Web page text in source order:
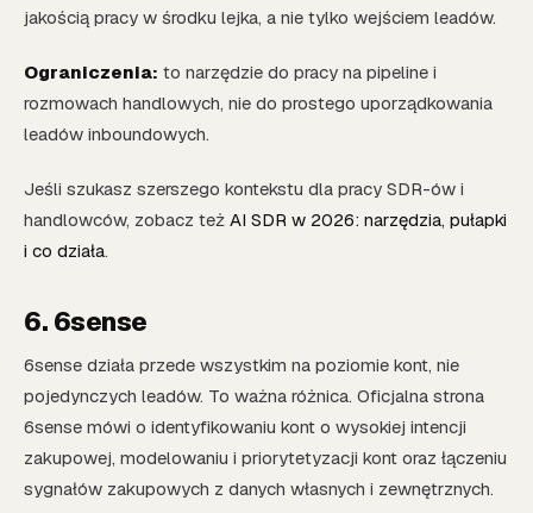
jakością pracy w środku lejka, a nie tylko wejściem leadów.
Ograniczenia: to narzędzie do pracy na pipeline i
rozmowach handlowych, nie do prostego uporządkowania
leadów inboundowych.
Jeśli szukasz szerszego kontekstu dla pracy SDR-ów i
handlowców, zobacz też AI SDR w 2026: narzędzia, pułapki
i co działa.
6. 6sense
6sense działa przede wszystkim na poziomie kont, nie
pojedynczych leadów. To ważna różnica. Oficjalna strona
6sense mówi o identyfikowaniu kont o wysokiej intencji
zakupowej, modelowaniu i priorytetyzacji kont oraz łączeniu
sygnałów zakupowych z danych własnych i zewnętrznych.